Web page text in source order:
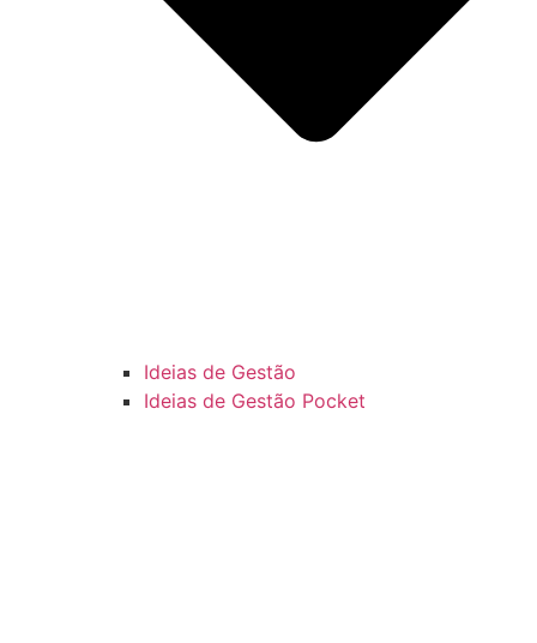
Ideias de Gestão
Ideias de Gestão Pocket